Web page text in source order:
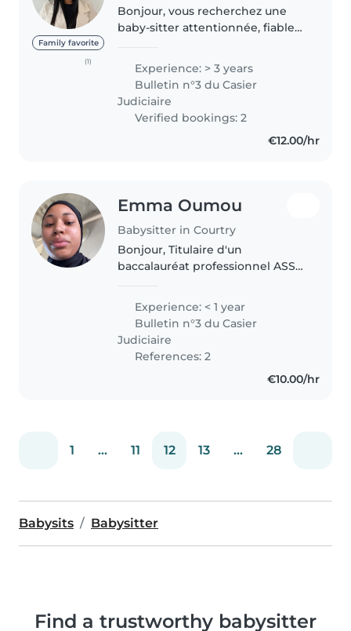
Family favorite
(1)
Bonjour, vous recherchez une
baby-sitter attentionnée, fiable
de vos enfants ? Ne cherchez
pas plus loin ! Je suis là pour vous
aider. Je m'appelle..
Experience: > 3 years
Bulletin n°3 du Casier
Judiciaire
Verified bookings: 2
€12.00/hr
Emma Oumou
Babysitter in Courtry
Bonjour, Titulaire d'un
baccalauréat professionnel ASSP
Services à la Personne), je
souhaite travailler comme baby-
sitter à côté de mes études
supérieures...
Experience: < 1 year
Bulletin n°3 du Casier
Judiciaire
References: 2
€10.00/hr
1 ... 11 12 13 ... 28
Babysits Babysitter
Find a trustworthy babysitter